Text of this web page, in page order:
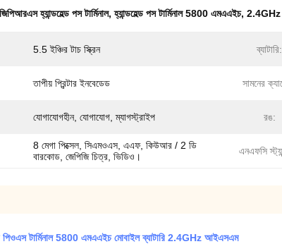
হ্যান্ডহেল্ড পস টার্মিনাল,হ্যান্ডহেল্ড পস টার্মিনাল 5800 এমএএইচ, 2.4GHz
5.5 ইঞ্চির টাচ স্ক্রিন ব্যাটারি:
তাপীয় প্রিন্টার ইনবেডেড সামনের
যোগাযোগহীন, যোগাযোগ, ম্যাগস্ট্রাইপ রঙ:
8 মেগা পিক্সেল, সিএমওএস, এএফ, কিউআর / 2 ডি
বারকোড, জেপিজি চিত্র, ভিডিও।
এনএফসি
পিওএস টার্মিনাল 5800 এমএএইচ মোবাইল ব্যাটারি 2.4GHz আইএসএম